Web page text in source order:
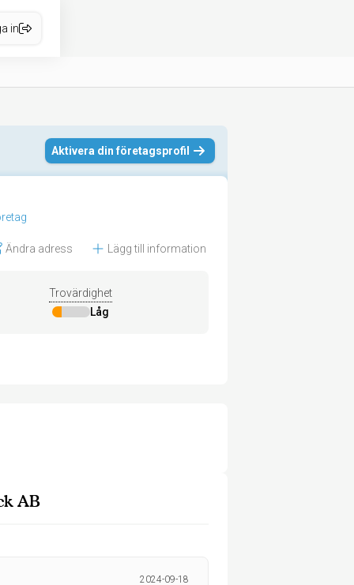
in
Aktivera din företagsprofil
Ändra adress Lägg till information
Trovärdighet
Låg
AB
2024-09-18